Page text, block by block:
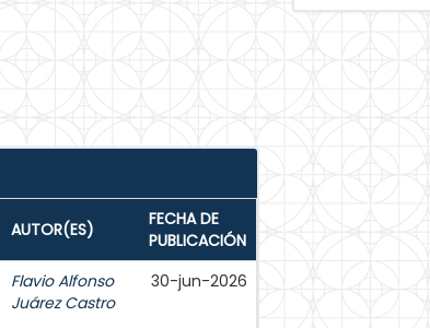
AUTOR(ES)
FECHA DE
PUBLICACIÓN
Flavio Alfonso
Juárez Castro
30-jun-2026